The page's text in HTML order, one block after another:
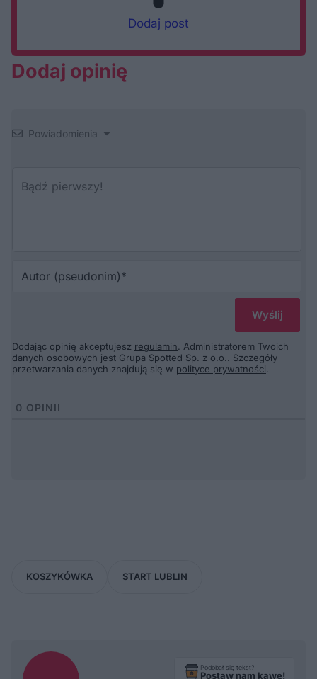
Dodaj post
Dodaj opinię
Powiadomienia
Dodając opinię akceptujesz regulamin. Administratorem Twoich
danych osobowych jest Grupa Spotted Sp. z o.o.. Szczegóły
przetwarzania danych znajdują się w polityce prywatności.
0 OPINII
KOSZYKÓWKA START LUBLIN
Podobał się tekst?
Postaw nam kawę!